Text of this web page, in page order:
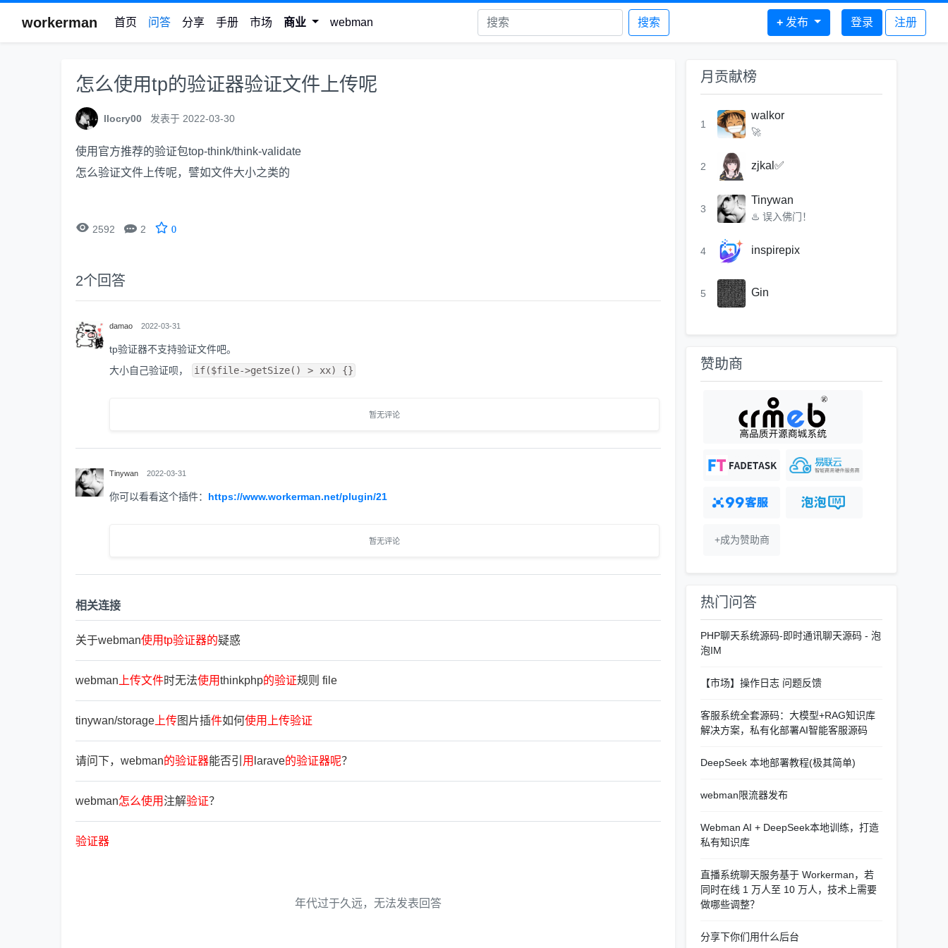
workerman 首页 问答 分享 手册 市场 商业 webman 搜索 + 发布 登录 注册
怎么使用tp的验证器验证文件上传呢
llocry00 发表于 2022-03-30
使用官方推荐的验证包top-think/think-validate
怎么验证文件上传呢，譬如文件大小之类的
 2592  2 0
2个回答
damao 2022-03-31
tp验证器不支持验证文件吧。
大小自己验证呗，
if($file->getSize() > xx) {}
暂无评论
Tinywan 2022-03-31
你可以看看这个插件： https://www.workerman.net/plugin/21
暂无评论
相关连接
关于webman使用tp验证器的疑惑
webman 上传文件时无法使用thinkphp的验证规则 file
tinywan/storage 上传图片插件如何使用 上传验证
请问下，webman的验证器能否引 用 larave的验证器呢？
webman怎么使用 注解验证？
验证器
年代过于久远，无法发表回答
月贡献榜
1
walkor
🚀
2 zjkal✅
3
Tinywan
♨️ 误入佛门！
4 inspirepix
5 Gin
赞助商
+成为赞助商
热门问答
PHP聊天系统源码-即时通讯聊天源码 - 泡
泡IM
【市场】操作日志 问题反馈
客服系统全套源码：大模型+RAG知识库
解决方案，私有化部署AI智能客服源码
DeepSeek 本地部署教程(极其简单)
webman限流器发布
Webman AI + DeepSeek本地训练，打造
私有知识库
直播系统聊天服务基于 Workerman，若
同时在线 1 万人至 10 万人，技术上需要
做哪些调整？
分享下你们用什么后台